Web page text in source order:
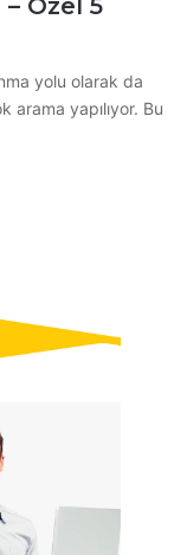
yolu olarak da
arama yapılıyor. Bu